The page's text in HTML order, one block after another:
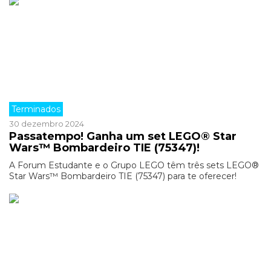
Terminados
30 dezembro 2024
Passatempo! Ganha um set LEGO® Star
Wars™ Bombardeiro TIE (75347)!
A Forum Estudante e o Grupo LEGO têm três sets LEGO®
Star Wars™ Bombardeiro TIE (75347) para te oferecer!